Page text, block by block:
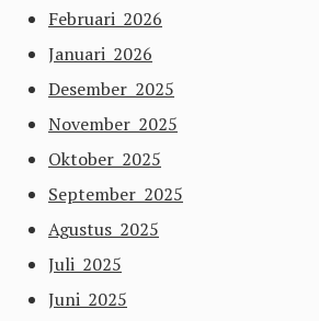
Februari 2026
Januari 2026
Desember 2025
November 2025
Oktober 2025
September 2025
Agustus 2025
Juli 2025
Juni 2025